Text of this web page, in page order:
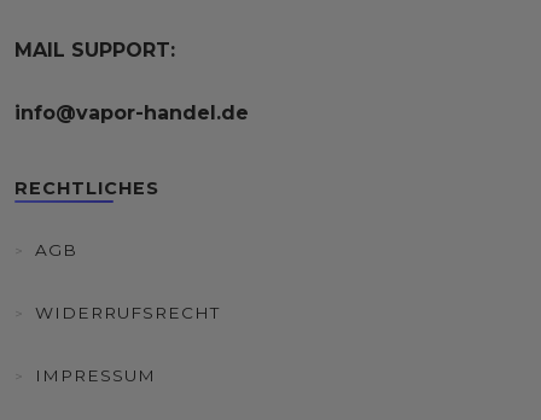
MAIL SUPPORT:
info@vapor-handel.de
RECHTLICHES
AGB
WIDERRUFSRECHT
IMPRESSUM